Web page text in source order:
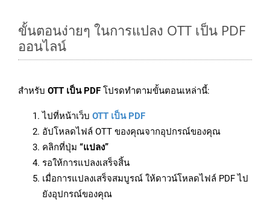
ขั้นตอนง่ายๆ ในการแปลง OTT เป็น PDF
ออนไลน์
สำหรับ OTT เป็น PDF โปรดทำตามขั้นตอนเหล่านี้:
ไปที่หน้าเว็บ OTT เป็น PDF
อัปโหลดไฟล์ OTT ของคุณจากอุปกรณ์ของคุณ
คลิกที่ปุ่ม “แปลง”
รอให้การแปลงเสร็จสิ้น
เมื่อการแปลงเสร็จสมบูรณ์ ให้ดาวน์โหลดไฟล์ PDF ไป
ยังอุปกรณ์ของคุณ